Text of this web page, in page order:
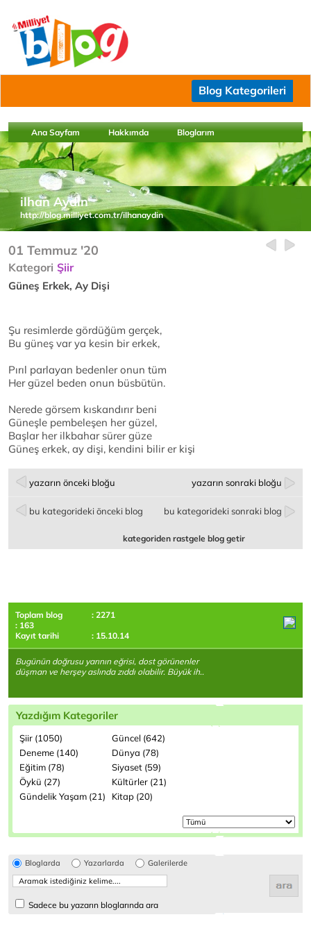
Blog Kategorileri
Ana Sayfam Hakkımda Bloglarım
ilhan Aydın
http://blog.milliyet.com.tr/ilhanaydin
01 Temmuz '20
Kategori Şiir
Güneş Erkek, Ay Dişi
Şu resimlerde gördüğüm gerçek,
Bu güneş var ya kesin bir erkek,
Pırıl parlayan bedenler onun tüm
Her güzel beden onun büsbütün.
Nerede görsem kıskandırır beni
Güneşle pembeleşen her güzel,
Başlar her ilkbahar sürer güze
Güneş erkek, ay dişi, kendini bilir er kişi
yazarın önceki bloğu yazarın sonraki bloğu
bu kategorideki önceki blog bu kategorideki sonraki blog
kategoriden rastgele blog getir
Toplam blog
: 2271
: 163
Kayıt tarihi
: 15.10.14
Bugünün doğrusu yarının eğrisi, dost görünenler
düşman ve herşey aslında zıddı olabilir. Büyük ih..
Yazdığım Kategoriler
Şiir (1050)
Güncel (642)
Deneme (140)
Dünya (78)
Eğitim (78)
Siyaset (59)
Öykü (27)
Kültürler (21)
Gündelik Yaşam (21)
Kitap (20)
Bloglarda Yazarlarda Galerilerde
Sadece bu yazarın bloglarında ara